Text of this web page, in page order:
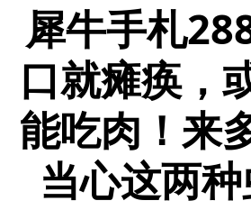
犀牛手札
口就瘫痪，
能吃肉！来
当心这两种